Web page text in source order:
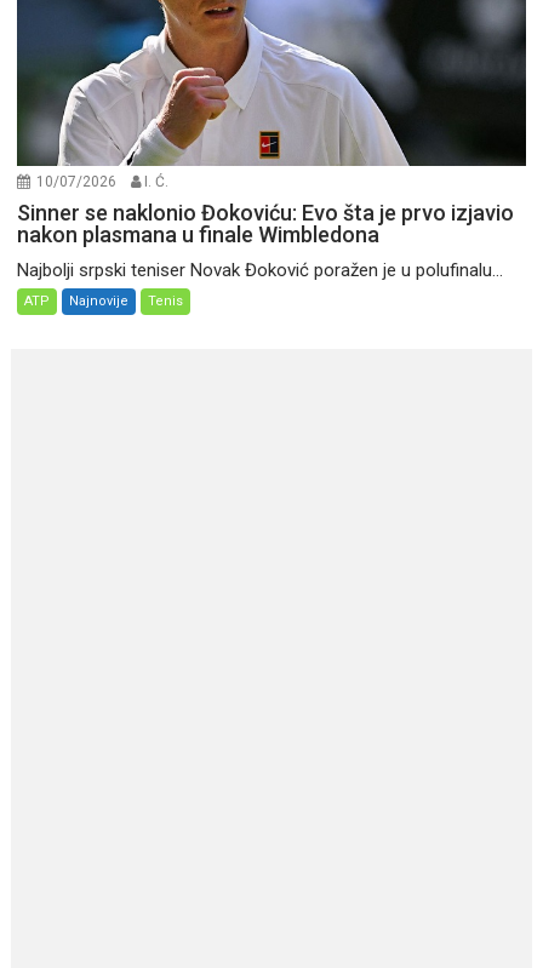
10/07/2026 I. Ć.
Sinner se naklonio Đokoviću: Evo šta je prvo izjavio
nakon plasmana u finale Wimbledona
Najbolji srpski teniser Novak Đoković poražen je u polufinalu...
ATP Najnovije Tenis